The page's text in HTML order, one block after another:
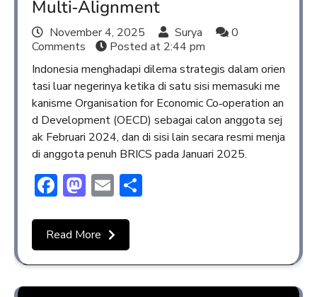
Multi‑Alignment
November 4, 2025 Surya
0
Comments
Posted at 2:44 pm
Indonesia menghadapi dilema strategis dalam orien
tasi luar negerinya ketika di satu sisi memasuki me
kanisme Organisation for Economic Co‑operation an
d Development (OECD) sebagai calon anggota sej
ak Februari 2024, dan di sisi lain secara resmi menja
di anggota penuh BRICS pada Januari 2025.
Facebook
Mastodon
Email
Read More